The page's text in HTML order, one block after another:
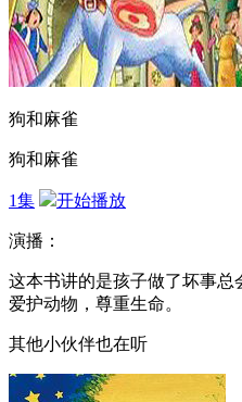
狗和麻雀
狗和麻雀
1集 开始播放
演播：
这本书讲的是孩子做了坏事
爱护动物，尊重生命。
其他小伙伴也在听